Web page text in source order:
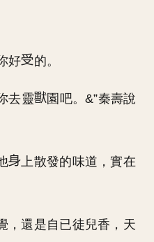
好 的。
去靈
園吧。&”秦壽說
上散發的味道，實在
，還是自已徒兒香，天